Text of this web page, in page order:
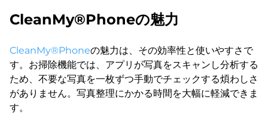
CleanMy®Phoneの魅力
CleanMy®Phoneの魅力は、その効率性と使いやすさで
す。お掃除機能では、アプリが写真をスキャンし分析する
ため、不要な写真を一枚ずつ手動でチェックする煩わしさ
がありません。写真整理にかかる時間を大幅に軽減できま
す。